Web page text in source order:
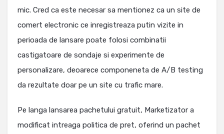
mic. Cred ca este necesar sa mentionez ca un site de
comert electronic ce inregistreaza putin vizite in
perioada de lansare poate folosi combinatii
castigatoare de sondaje si experimente de
personalizare, deoarece componeneta de A/B testing
da rezultate doar pe un site cu trafic mare.
Pe langa lansarea pachetului gratuit, Marketizator a
modificat intreaga politica de pret, oferind un pachet